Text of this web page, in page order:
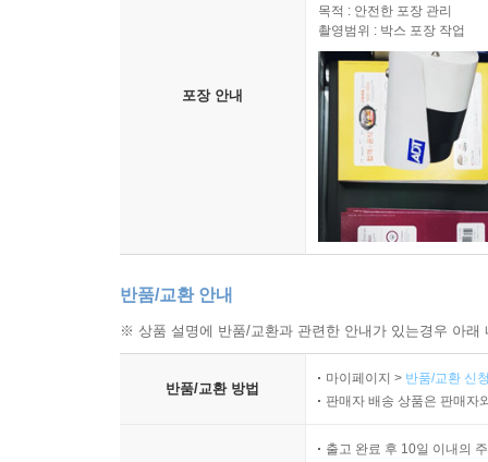
포장 안내
목적 : 안전한 포장 관리
촬영범위 : 박스 포장 작업
반품/교환 안내
※ 상품 설명에 반품/교환과 관련한 안내가 있는경우 아
반품/교환 방법
마이페이지 > 반품/교환 신
판매자 배송 상품은 판매자
출고 완료 후 10일 이내의